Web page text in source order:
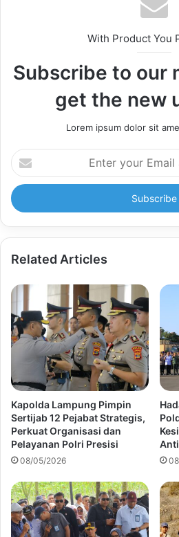
With Product You
Subscribe to our
get the new
Lorem ipsum dolor sit
Enter
your
Email
address
Related Articles
Kapolda Lampung Pimpin
Sertijab 12 Pejabat Strategis,
Perkuat Organisasi dan
Pelayanan Polri Presisi
08/05/2026